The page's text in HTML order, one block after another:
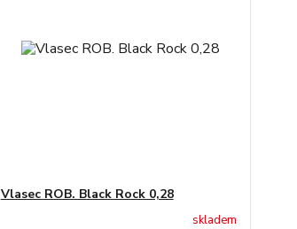
Vlasec ROB. Black Rock 0,28
skladem